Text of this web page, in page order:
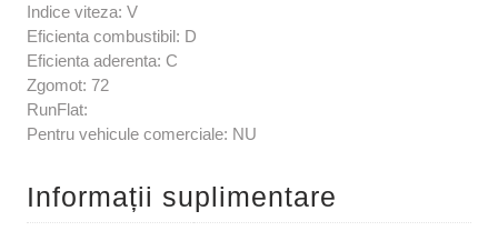
Indice viteza: V
Eficienta combustibil: D
Eficienta aderenta: C
Zgomot: 72
RunFlat:
Pentru vehicule comerciale: NU
Informații suplimentare